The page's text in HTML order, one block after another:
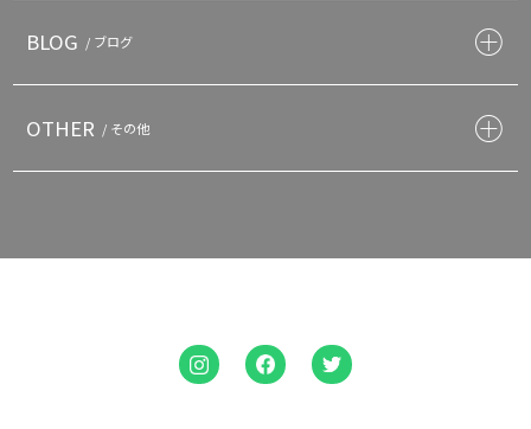
BLOG / ブログ
OTHER / その他